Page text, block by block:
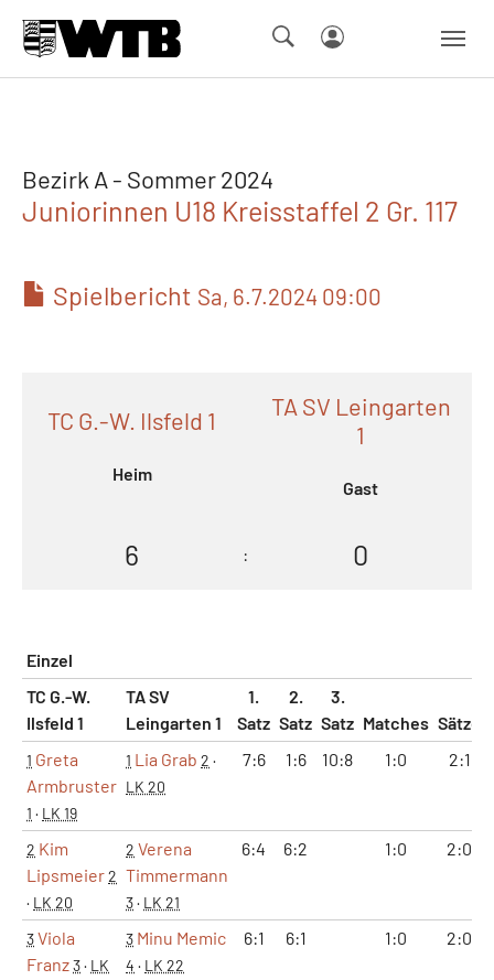
Bezirk A - Sommer 2024
Juniorinnen U18 Kreisstaffel 2 Gr. 117
Spielbericht Sa, 6.7.2024 09:00
TC G.-W. Ilsfeld 1
Heim
TA SV Leingarten
1
Gast
6 : 0
Einzel
TC G.-W.
Ilsfeld 1
TA SV
Leingarten 1
1.
Satz
2.
Satz
3.
Satz Matches Sätze
1 Greta
Armbruster
1 · LK 19
1 Lia Grab 2 ·
LK 20
7:6 1:6 10:8 1:0 2:1
2 Kim
Lipsmeier2
· LK 20
2 Verena
Timmermann
3· LK 21
6:4 6:2 1:0 2:0
3Viola
Franz3· LK
3 Minu Memic
4 · LK 22
6:1 6:1 1:0 2:0